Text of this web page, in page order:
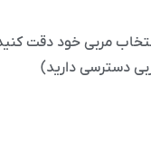
مربی خود دقت
دسترسی دارید)